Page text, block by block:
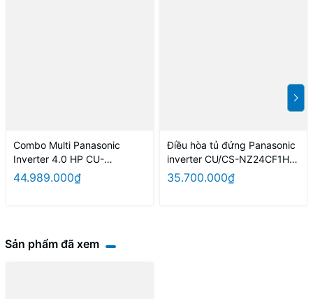
Combo Multi Panasonic
Inverter 4.0 HP CU-
4U34YBZ / CS-MPU9YKZ +
MPU9YKZ + CS-MPU12YKZ
44.989.000₫
Điều hòa tủ đứng Panasonic
inverter CU/CS-NZ24CF1H-
8N (màu vàng)
35.700.000₫
Sản phẩm đã xem